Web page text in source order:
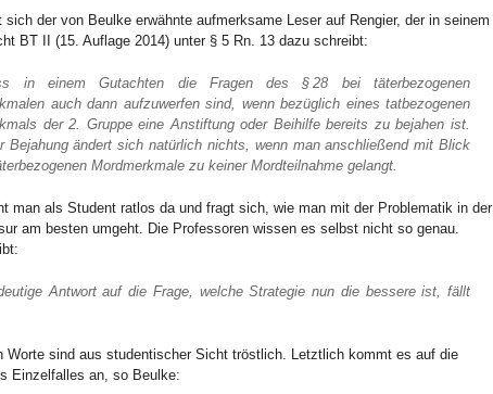
sich der von Beulke erwähnte aufmerksame Leser auf Rengier, der in seinem
BT II (15. Auflage 2014) unter § 5 Rn. 13 dazu schreibt:
in einem Gutachten die Fragen des § 28 bei täterbezogenen
auch dann aufzuwerfen sind, wenn bezüglich eines tatbezogenen
der 2. Gruppe eine Anstiftung oder Beihilfe bereits zu bejahen ist.
Bejahung ändert sich natürlich nichts, wenn man anschließend mit Blick
Mordmerkmale zu keiner Mordteilnahme gelangt.
man als Student ratlos da und fragt sich, wie man mit der Problematik in der
am besten umgeht. Die Professoren wissen es selbst nicht so genau.
Antwort auf die Frage, welche Strategie nun die bessere ist, fällt
Worte sind aus studentischer Sicht tröstlich. Letztlich kommt es auf die
Einzelfalles an, so Beulke: